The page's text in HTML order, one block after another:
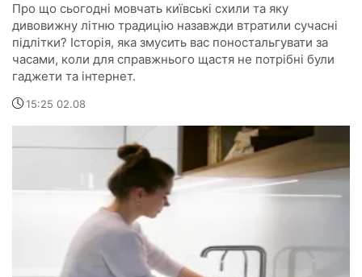
Про що сьогодні мовчать київські схили та яку
дивовижну літню традицію назавжди втратили сучасні
підлітки? Історія, яка змусить вас поностальгувати за
часами, коли для справжнього щастя не потрібні були
гаджети та інтернет.
15:25 02.08